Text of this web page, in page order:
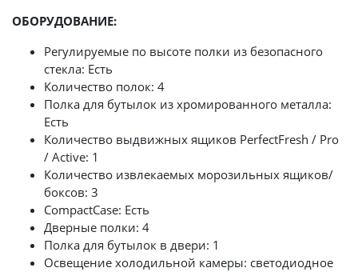
ОБОРУДОВАНИЕ:
Регулируемые по высоте полки из безопасного
стекла: Есть
Количество полок: 4
Полка для бутылок из хромированного металла:
Есть
Количество выдвижных ящиков PerfectFresh / Pro
/ Active: 1
Количество извлекаемых морозильных ящиков/
боксов: 3
CompactCase: Есть
Дверные полки: 4
Полка для бутылок в двери: 1
Освещение холодильной камеры: светодиодное